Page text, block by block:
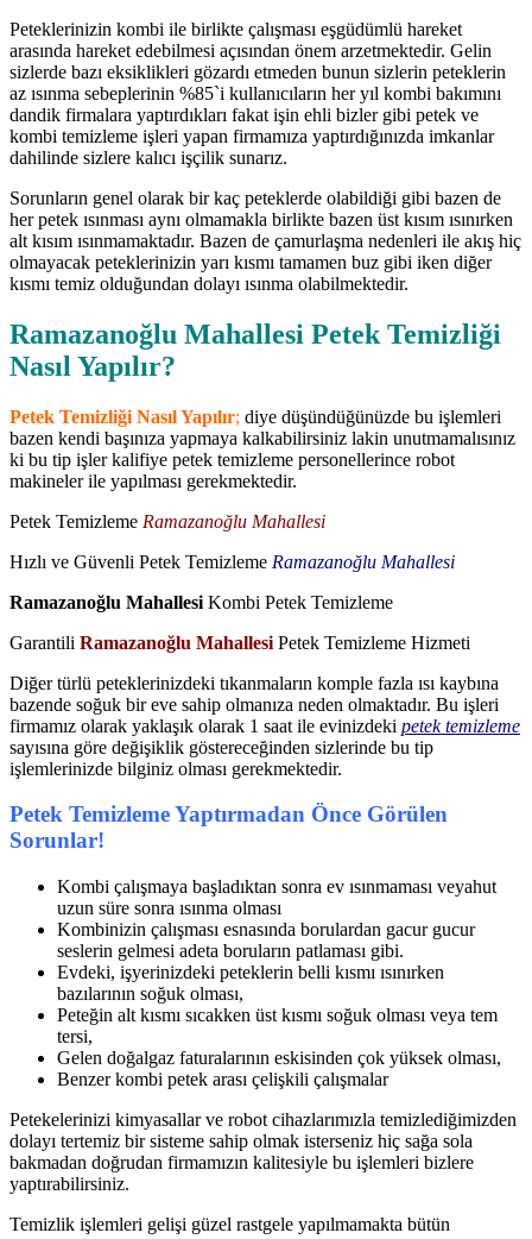
Peteklerinizin kombi ile birlikte çalışması eşgüdümlü hareket
arasında hareket edebilmesi açısından önem arzetmektedir. Gelin
sizlerde bazı eksiklikleri gözardı etmeden bunun sizlerin peteklerin
az ısınma sebeplerinin %85`i kullanıcıların her yıl kombi bakımını
dandik firmalara yaptırdıkları fakat işin ehli bizler gibi petek ve
kombi temizleme işleri yapan firmamıza yaptırdığınızda imkanlar
dahilinde sizlere kalıcı işçilik sunarız.
Sorunların genel olarak bir kaç peteklerde olabildiği gibi bazen de
her petek ısınması aynı olmamakla birlikte bazen üst kısım ısınırken
alt kısım ısınmamaktadır. Bazen de çamurlaşma nedenleri ile akış hiç
olmayacak peteklerinizin yarı kısmı tamamen buz gibi iken diğer
kısmı temiz olduğundan dolayı ısınma olabilmektedir.
Ramazanoğlu Mahallesi Petek Temizliği
Nasıl Yapılır?
Petek Temizliği Nasıl Yapılır; diye düşündüğünüzde bu işlemleri
bazen kendi başınıza yapmaya kalkabilirsiniz lakin unutmamalısınız
ki bu tip işler kalifiye petek temizleme personellerince robot
makineler ile yapılması gerekmektedir.
Petek Temizleme Ramazanoğlu Mahallesi
Hızlı ve Güvenli Petek Temizleme Ramazanoğlu Mahallesi
Ramazanoğlu Mahallesi Kombi Petek Temizleme
Garantili Ramazanoğlu Mahallesi Petek Temizleme Hizmeti
Diğer türlü peteklerinizdeki tıkanmaların komple fazla ısı kaybına
bazende soğuk bir eve sahip olmanıza neden olmaktadır. Bu işleri
firmamız olarak yaklaşık olarak 1 saat ile evinizdeki petek temizleme
sayısına göre değişiklik göstereceğinden sizlerinde bu tip
işlemlerinizde bilginiz olması gerekmektedir.
Petek Temizleme Yaptırmadan Önce Görülen
Sorunlar!
Kombi çalışmaya başladıktan sonra ev ısınmaması veyahut
uzun süre sonra ısınma olması
Kombinizin çalışması esnasında borulardan gacur gucur
seslerin gelmesi adeta boruların patlaması gibi.
Evdeki, işyerinizdeki peteklerin belli kısmı ısınırken
bazılarının soğuk olması,
Peteğin alt kısmı sıcakken üst kısmı soğuk olması veya tem
tersi,
Gelen doğalgaz faturalarının eskisinden çok yüksek olması,
Benzer kombi petek arası çelişkili çalışmalar
Petekelerinizi kimyasallar ve robot cihazlarımızla temizlediğimizden
dolayı tertemiz bir sisteme sahip olmak isterseniz hiç sağa sola
bakmadan doğrudan firmamızın kalitesiyle bu işlemleri bizlere
yaptırabilirsiniz.
Temizlik işlemleri gelişi güzel rastgele yapılmamakta bütün